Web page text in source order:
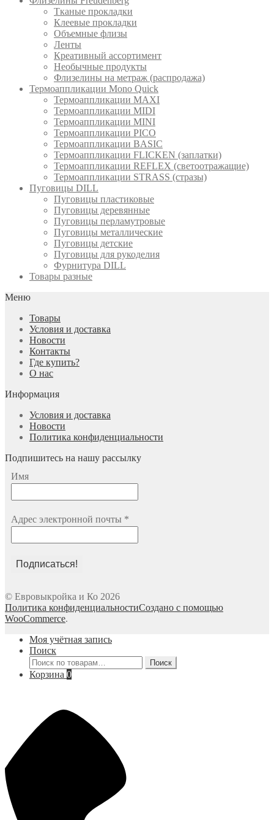
Тканые прокладки
Клеевые прокладки
Объемные флизы
Ленты
Креативный ассортимент
Необычные продукты
Флизелины на метраж (распродажа)
Термоаппликации Mono Quick
Термоаппликации MAXI
Термоаппликации MIDI
Термоаппликации MINI
Термоаппликации PICO
Термоаппликации BASIC
Термоаппликации FLICKEN (заплатки)
Термоаппликации REFLEX (светоотражащие)
Термоаппликации STRASS (стразы)
Пуговицы DILL
Пуговицы пластиковые
Пуговицы деревянные
Пуговицы перламутровые
Пуговицы металлические
Пуговицы детские
Пуговицы для рукоделия
Фурнитура DILL
Товары разные
Меню
Товары
Условия и доставка
Новости
Контакты
Где купить?
О нас
Информация
Условия и доставка
Новости
Политика конфиденциальности
Подпишитесь на нашу рассылку
Имя
Адрес электронной почты *
© Евровыкройка и Ко 2026
Политика конфиденциальностиСоздано с помощью
WooCommerce.
Моя учётная запись
Поиск
Искать:
Поиск
Корзина 0